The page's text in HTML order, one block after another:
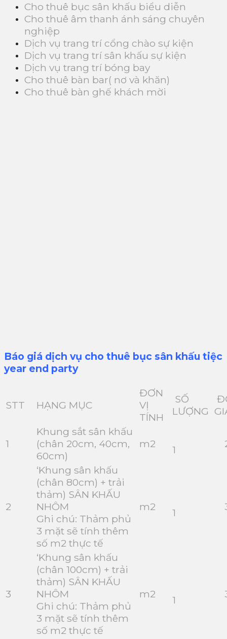
Cho thuê bục sân khấu biểu diễn
Cho thuê âm thanh ánh sáng chuyên
nghiệp
Dịch vụ trang trí cổng chào sự kiện
Dịch vụ trang trí sân khấu sự kiện
Dịch vụ trang trí bóng bay
Cho thuê bàn bar( nơ và khăn)
Cho thuê bàn ghế khách mời
Báo giá dịch vụ cho thuê bục sân khấu tiệc
year end party
STT HẠNG MỤC
ĐƠN
VỊ
TÍNH
SỐ
LƯỢNG
1
Khung sắt sân khấu
(chân 20cm, 40cm,
60cm)
m2 1
2
‘Khung sân khấu
(chân 80cm) + trải
thảm) SÂN KHẤU
NHÔM
Ghi chú: Thảm phủ
3 mặt sẽ tính thêm
số m2 thực tế
m2 1
3
‘Khung sân khấu
(chân 100cm) + trải
thảm) SÂN KHẤU
NHÔM
Ghi chú: Thảm phủ
3 mặt sẽ tính thêm
số m2 thực tế
m2 1